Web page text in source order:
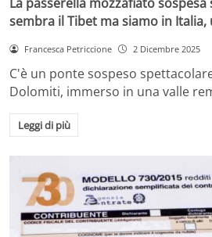
sembra il Tibet ma siamo in
Francesca Petriccione 2 Dicembre 2025
C'è un ponte sospeso
Dolomiti, immerso in una valle
Leggi di più